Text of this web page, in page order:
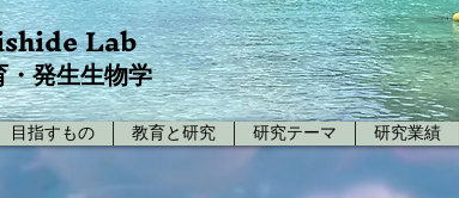
Lab
・発生生物学
目指すもの 教育と研究 研究テーマ 研究業績